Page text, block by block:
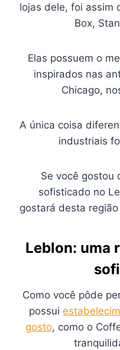
lojas dele, foi assim
Box,
Elas possuem o
inspirados nas
Chicago,
A única coisa
industriais
Se você gostou
sofisticado no
gostará desta
Leblon: uma
Como você pôde
possui
gosto, como o